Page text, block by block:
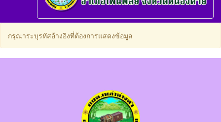
กรุณาระบุรหัสอ้างอิงที่ต้องการแสดงข้อมูล